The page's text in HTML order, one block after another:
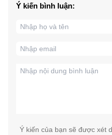
Ý kiến bình luận:
Ý kiến của bạn sẽ được xét